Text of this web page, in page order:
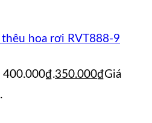
hoa rơi RVT888-9
400.000₫.350.000₫Giá